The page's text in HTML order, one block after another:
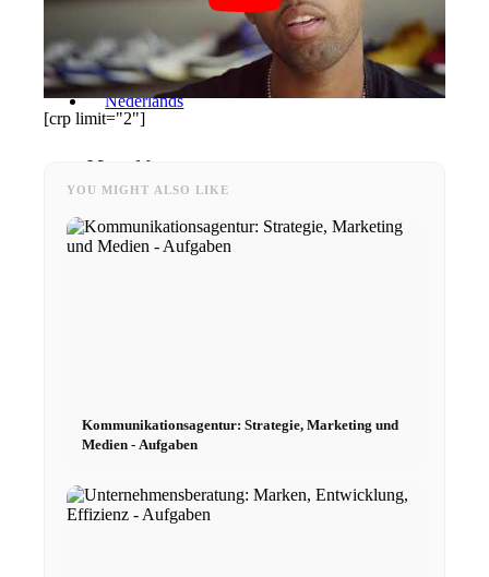
Menu Menu
[crp limit="2"]
YOU MIGHT ALSO LIKE
Kommunikationsagentur: Strategie, Marketing und
Medien - Aufgaben